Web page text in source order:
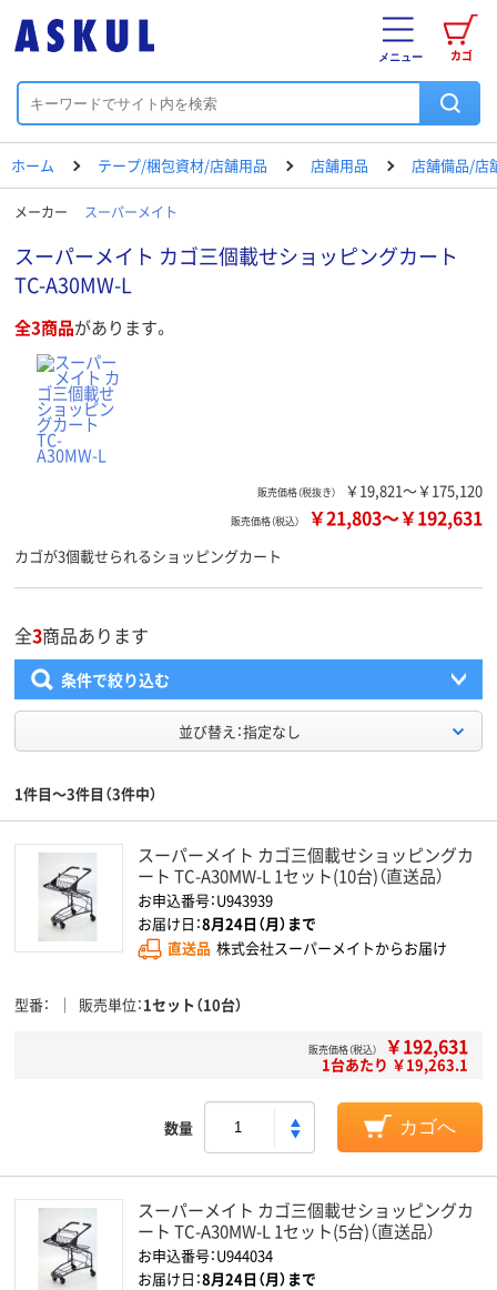
カゴ
メニュー
ホーム テープ/梱包資材/店舗用品 店舗用品 店舗備品/店
メーカー スーパーメイト
スーパーメイト カゴ三個載せショッピングカート
TC-A30MW-L
全3商品があります。
販売価格（税抜き） ￥19,821～￥175,120
販売価格（税込） ￥21,803～￥192,631
カゴが3個載せられるショッピングカート
全3商品あります
条件で絞り込む
並び替え：指定なし
1件目～3件目（3件中）
スーパーメイト カゴ三個載せショッピングカ
ート TC-A30MW-L 1セット(10台)（直送品）
お申込番号：U943939
お届け日：8月24日（月）まで
直送品 株式会社スーパーメイトからお届け
型番 販売単位 1セット（10台）
販売価格（税込） ￥192,631
1台あたり ￥19,263.1
数量 カゴへ
スーパーメイト カゴ三個載せショッピングカ
ート TC-A30MW-L 1セット(5台)（直送品）
お申込番号：U944034
お届け日：8月24日（月）まで